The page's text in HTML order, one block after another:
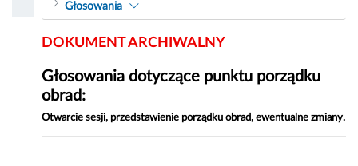
Głosowania
DOKUMENT ARCHIWALNY
Głosowania dotyczące punktu porządku
obrad:
Otwarcie sesji, przedstawienie porządku obrad, ewentualne zmiany.